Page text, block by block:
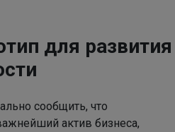
для развития
сообщить, что
актив бизнеса,